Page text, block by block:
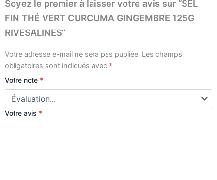
Soyez le premier à laisser votre avis sur “SEL
FIN THÉ VERT CURCUMA GINGEMBRE 125G
RIVESALINES”
Votre adresse e-mail ne sera pas publiée. Les champs
obligatoires sont indiqués avec *
Votre note *
Votre avis *